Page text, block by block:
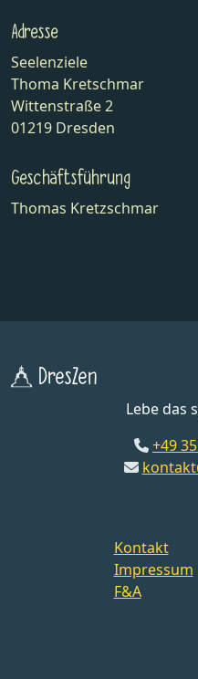
Adresse
Seelenziele
Thoma Kretschmar
Wittenstraße 2
01219 Dresden
Geschäftsführung
Thomas Kretzschmar
DresZen
Lebe das
+49
Kontakt
Impressum
F&A